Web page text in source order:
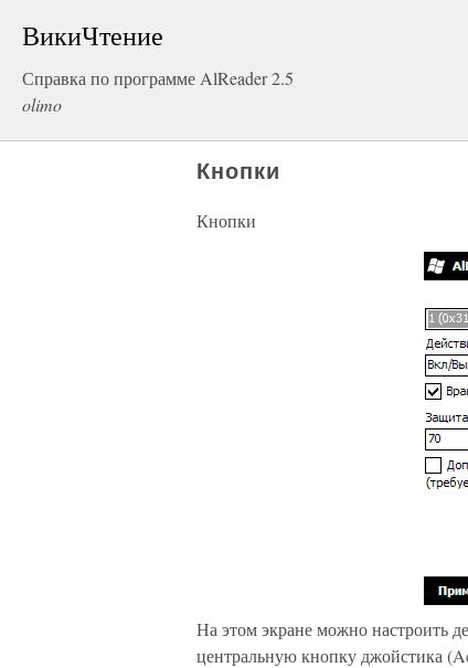
ВикиЧтение
Справка по программе AlReader 2.5
olimo
Кнопки
Кнопки
На этом экране можно настроить
центральную кнопку джойстика